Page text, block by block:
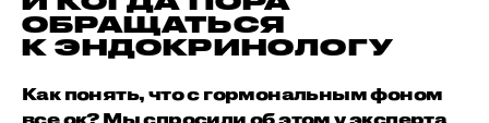
ОБРАЩАТЬСЯ
К ЭНДОКРИНОЛОГУ
Как понять, что с гормональным фоном
все ок? Мы спросили об этом у эксперта